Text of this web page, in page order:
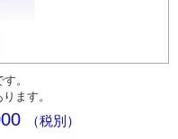
。
ます。
（税別）